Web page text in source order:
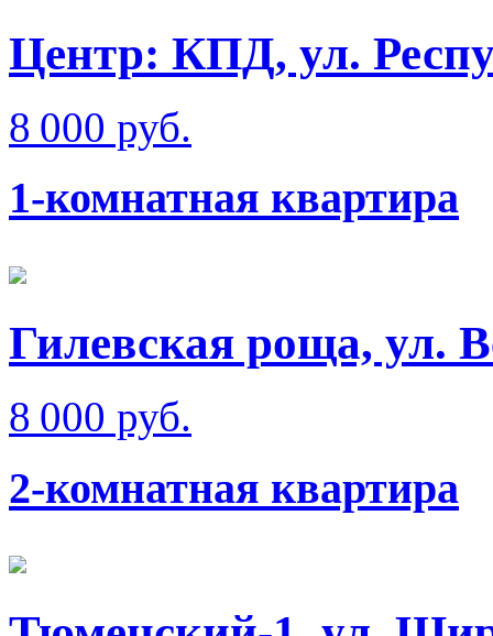
Центр: КПД, ул.
8 000 руб.
1-комнатная квартира
Гилевская роща, ул.
8 000 руб.
2-комнатная квартира